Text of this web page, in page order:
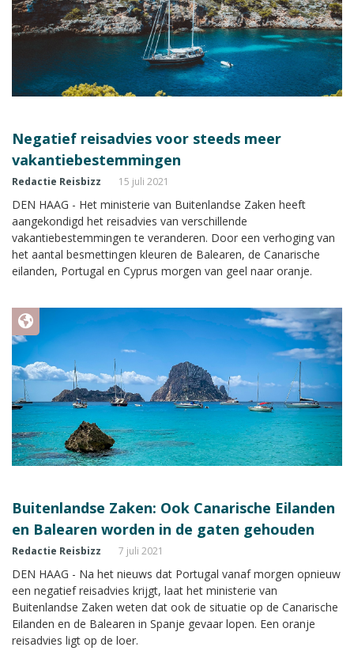
Negatief reisadvies voor steeds meer
vakantiebestemmingen
Redactie Reisbizz 15 juli 2021
DEN HAAG - Het ministerie van Buitenlandse Zaken heeft
aangekondigd het reisadvies van verschillende
vakantiebestemmingen te veranderen. Door een verhoging van
het aantal besmettingen kleuren de Balearen, de Canarische
eilanden, Portugal en Cyprus morgen van geel naar oranje.
Buitenlandse Zaken: Ook Canarische Eilanden
en Balearen worden in de gaten gehouden
Redactie Reisbizz 7 juli 2021
DEN HAAG - Na het nieuws dat Portugal vanaf morgen opnieuw
een negatief reisadvies krijgt, laat het ministerie van
Buitenlandse Zaken weten dat ook de situatie op de Canarische
Eilanden en de Balearen in Spanje gevaar lopen. Een oranje
reisadvies ligt op de loer.